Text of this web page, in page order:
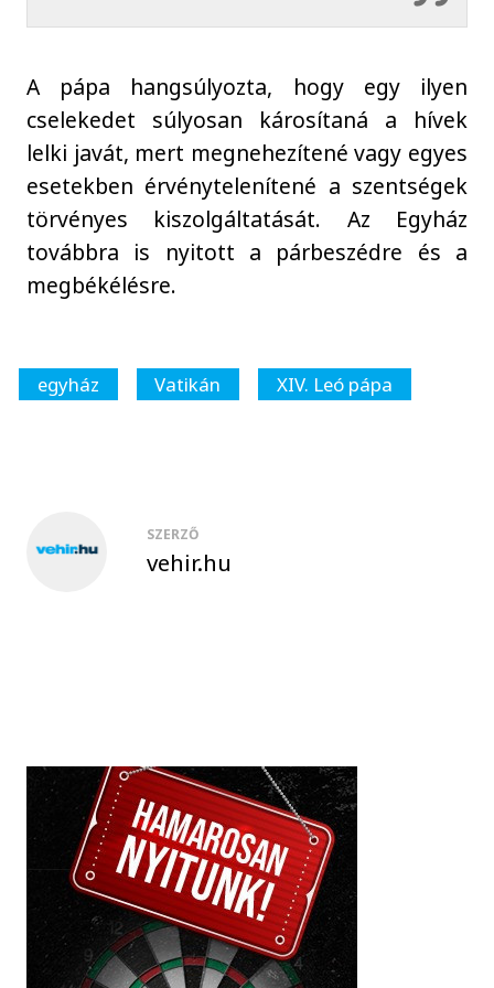
A pápa hangsúlyozta, hogy egy ilyen
cselekedet súlyosan károsítaná a hívek
lelki javát, mert megnehezítené vagy egyes
esetekben érvénytelenítené a szentségek
törvényes kiszolgáltatását. Az Egyház
továbbra is nyitott a párbeszédre és a
megbékélésre.
egyház Vatikán XIV. Leó pápa
SZERZŐ
vehir.hu